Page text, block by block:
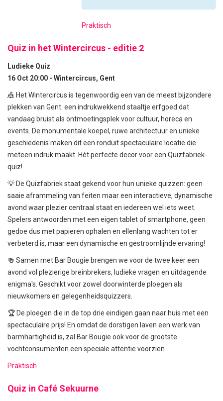
Praktisch
Quiz in het Wintercircus - editie 2
Ludieke Quiz
16 Oct 20:00 - Wintercircus, Gent
🎪 Het Wintercircus is tegenwoordig een van de meest bijzondere
plekken van Gent: een indrukwekkend staaltje erfgoed dat
vandaag bruist als ontmoetingsplek voor cultuur, horeca en
events. De monumentale koepel, ruwe architectuur en unieke
geschiedenis maken dit een ronduit spectaculaire locatie die
meteen indruk maakt. Hét perfecte decor voor een Quizfabriek-
quiz!
💡 De Quizfabriek staat gekend voor hun unieke quizzen: geen
saaie aframmeling van feiten maar een interactieve, dynamische
avond waar plezier centraal staat en iedereen wel iets weet.
Spelers antwoorden met een eigen tablet of smartphone, geen
gedoe dus met papieren ophalen en ellenlang wachten tot er
verbeterd is, maar een dynamische en gestroomlijnde ervaring!
🍻 Samen met Bar Bougie brengen we voor de twee keer een
avond vol plezierige breinbrekers, ludieke vragen en uitdagende
enigma's. Geschikt voor zowel doorwinterde ploegen als
nieuwkomers en gelegenheidsquizzers.
🏆 De ploegen die in de top drie eindigen gaan naar huis met een
spectaculaire prijs! En omdat de dorstigen laven een werk van
barmhartigheid is, zal Bar Bougie ook voor de grootste
vochtconsumenten een speciale attentie voorzien.
Praktisch
Quiz in Café Sekuurne